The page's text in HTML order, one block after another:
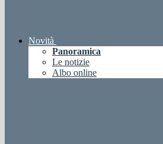
Novità
Panoramica
Le notizie
Albo online